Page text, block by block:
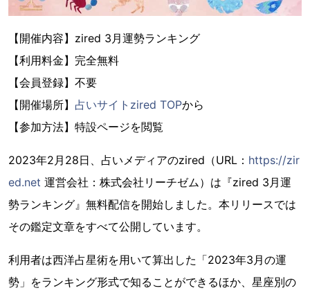
【開催内容】zired 3月運勢ランキング
【利用料金】完全無料
【会員登録】不要
【開催場所】 占いサイトzired TOPから
【参加方法】特設ページを閲覧
2023年2月28日、占いメディアのzired（URL： https://zir
ed.net 運営会社：株式会社リーチゼム）は『zired 3月運
勢ランキング』無料配信を開始しました。本リリースでは
その鑑定文章をすべて公開しています。
利用者は西洋占星術を用いて算出した「2023年3月の運
勢」をランキング形式で知ることができるほか、星座別の